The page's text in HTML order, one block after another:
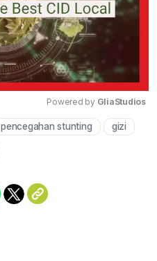
Mute
Powered by GliaStudios
pencegahan stunting gizi